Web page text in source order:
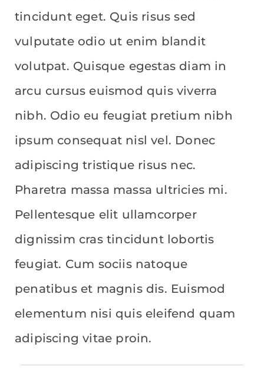
tincidunt eget. Quis risus sed
vulputate odio ut enim blandit
volutpat. Quisque egestas diam in
arcu cursus euismod quis viverra
nibh. Odio eu feugiat pretium nibh
ipsum consequat nisl vel. Donec
adipiscing tristique risus nec.
Pharetra massa massa ultricies mi.
Pellentesque elit ullamcorper
dignissim cras tincidunt lobortis
feugiat. Cum sociis natoque
penatibus et magnis dis. Euismod
elementum nisi quis eleifend quam
adipiscing vitae proin.